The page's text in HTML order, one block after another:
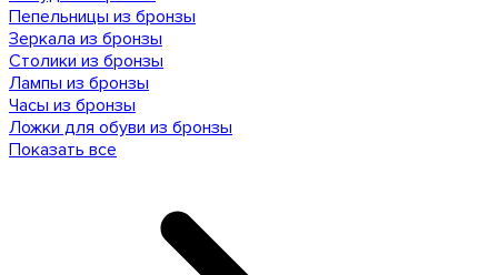
Пепельницы из бронзы
Зеркала из бронзы
Столики из бронзы
Лампы из бронзы
Часы из бронзы
Ложки для обуви из бронзы
Показать все